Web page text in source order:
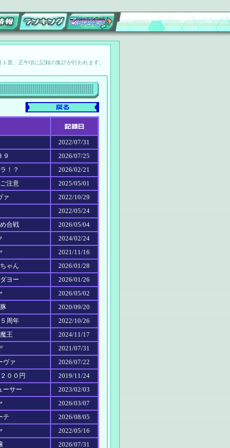
１度、正午頃に記録の集計が行われます。
2022/07/31
９
2026/07/25
！？
2026/02/21
注意
2025/05/01
ァ
2022/10/29
2022/05/24
合戦
2026/05/04
2024/02/24
2021/11/16
ゃん
2026/01/28
ヨー
2026/01/26
2026/05/02
2020/09/20
周年
2022/10/26
王
2024/11/17
2021/07/31
ヴァ
2026/07/22
００円
2019/11/24
ーサー
2023/02/03
2026/03/07
テ
2026/08/05
2022/05/16
2026/07/31